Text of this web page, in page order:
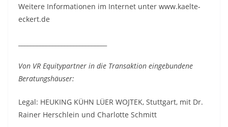
Weitere Informationen im Internet unter www.kaelte-
eckert.de
Von VR Equitypartner in die Transaktion eingebundene
Beratungshäuser:
Legal: HEUKING KÜHN LÜER WOJTEK, Stuttgart, mit Dr.
Rainer Herschlein und Charlotte Schmitt